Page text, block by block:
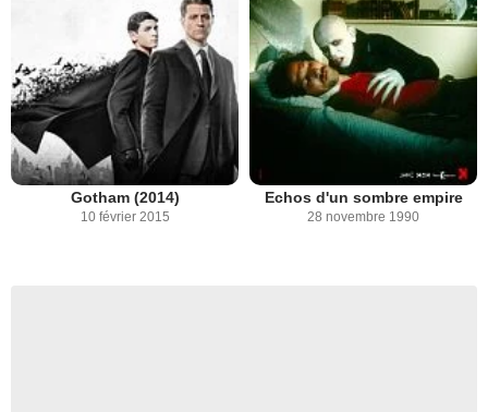
Gotham (2014)
10 février 2015
Echos d'un sombre empire
28 novembre 1990